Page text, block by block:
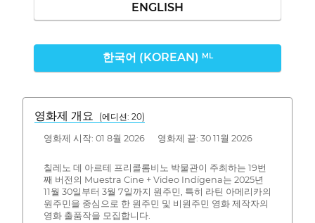
ENGLISH
한국어 (KOREAN) ML
영화제 개요 (에디션: 20)
영화제 시작: 01 8월 2026 영화제 끝: 30 11월 2026
칠레노 데 아르테 프리콜롬비노 박물관이 주최하는 19번
째 버전의 Muestra Cine + Video Indígena는 2025년
11월 30일부터 3월 7일까지 원주민, 특히 라틴 아메리카의
원주민을 중심으로 한 원주민 및 비원주민 영화 제작자의
영화 출품작을 모집합니다.